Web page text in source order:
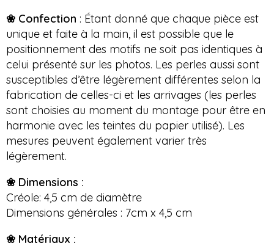
❀ Confection : Étant donné que chaque pièce est
unique et faite à la main, il est possible que le
positionnement des motifs ne soit pas identiques à
celui présenté sur les photos. Les perles aussi sont
susceptibles d’être légèrement différentes selon la
fabrication de celles-ci et les arrivages (les perles
sont choisies au moment du montage pour être en
harmonie avec les teintes du papier utilisé). Les
mesures peuvent également varier très
légèrement.
❀ Dimensions :
Créole: 4,5 cm de diamètre
Dimensions générales : 7cm x 4,5 cm
❀ Matériaux :